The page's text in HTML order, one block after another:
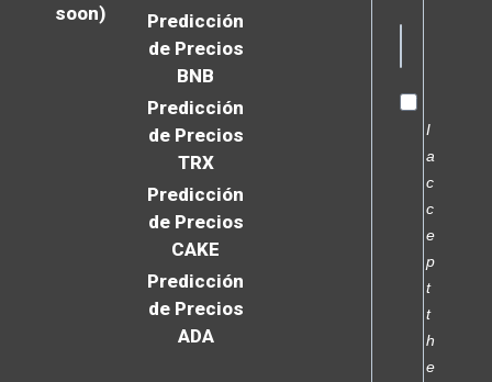
soon)
Predicción
de Precios
BNB
Predicción
de Precios
TRX
Predicción
de Precios
CAKE
Predicción
de Precios
ADA
I
a
c
c
e
p
t
t
h
e